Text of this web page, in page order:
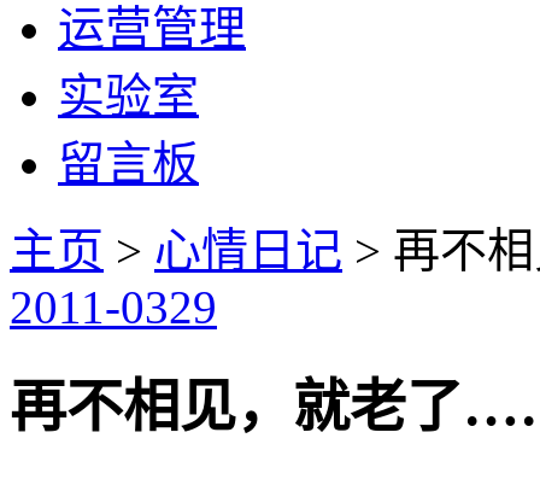
运营管理
实验室
留言板
主页 > 心情日记 > 再不
2011-0329
再不相见，就老了